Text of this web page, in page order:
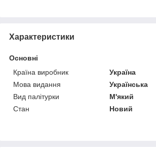
Характеристики
Основні
Країна виробник
Україна
Мова видання
Українська
Вид палітурки
М'який
Стан
Новий